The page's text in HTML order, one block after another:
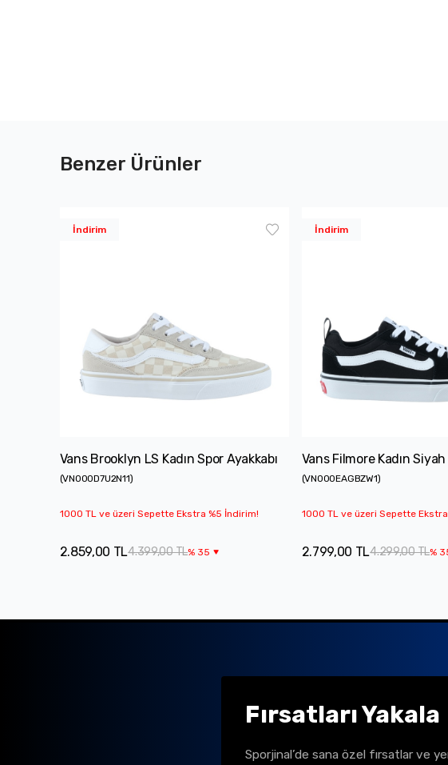
Benzer Ürünler
İndirim
Vans Brooklyn LS Kadın Spor Ayakkabı
(VN000D7U2N11)
1000 TL ve üzeri Sepette Ekstra %5 İndirim!
4.399,00 TL% 35
2.859,00 TL
İndirim
Vans Filmore Kadın Siyah
(VN000EAGBZW1)
1000 TL ve üzeri Sepette
4.299,00 TL%
2.799,00 TL
Fırsatları Yakala
Sporjinal’de sana özel fırsatlar ve